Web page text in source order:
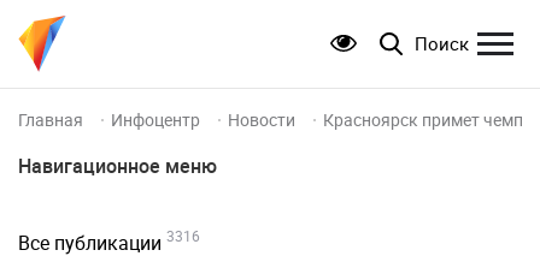
Поиск
Главная Инфоцентр Новости Красноярск примет
Навигационное меню
Все публикации 3316